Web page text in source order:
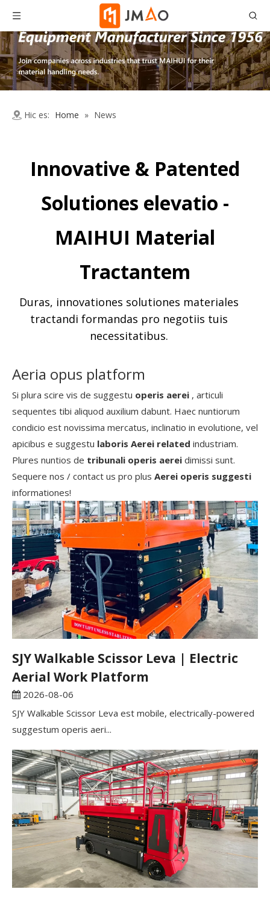
Hic es: Home » News
Innovative & Patented
Solutiones elevatio -
MAIHUI Material
Tractantem
Duras, innovationes solutiones materiales
tractandi formandas pro negotiis tuis
necessitatibus.
Aeria opus platform
Si plura scire vis de suggestu operis aerei , articuli
sequentes tibi aliquod auxilium dabunt. Haec nuntiorum
condicio est novissima mercatus, inclinatio in evolutione, vel
apicibus e suggestu laboris Aerei related industriam.
Plures nuntios de tribunali operis aerei dimissi sunt.
Sequere nos / contact us pro plus Aerei operis suggesti
informationes!
SJY Walkable Scissor Leva | Electric
Aerial Work Platform
2026-08-06
SJY Walkable Scissor Leva est mobile, electrically-powered
suggestum operis aeri...